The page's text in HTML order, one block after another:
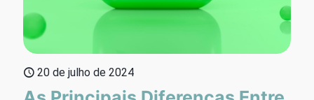
20 de julho de 2024